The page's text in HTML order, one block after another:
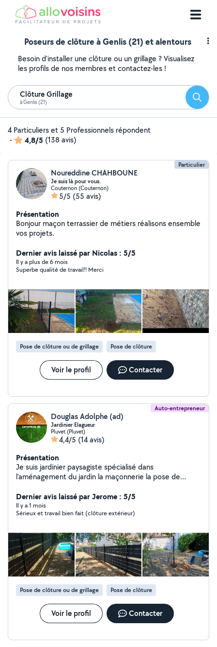
Poseurs de clôture à Genlis (21) et alentours
Besoin d'installer une clôture ou un grillage ? Visualisez
les profils de nos membres et contactez-les !
Clôture Grillage
à Genlis (21)
4 Particuliers et 5 Professionnels répondent
-
4,8/5 (138 avis)
Particulier
Noureddine CHAHBOUNE
Je suis là pour vous.
Couternon (Couternon)
5/5 (55 avis)
Présentation
Bonjour maçon terrassier de métiers réalisons ensemble
vos projets.
Dernier avis laissé par Nicolas : 5/5
Il y a plus de 6 mois
Superbe qualité de travail!! Merci
Pose de clôture ou de grillage Pose de clôture
Voir le profil Contacter
Auto-entrepreneur
Douglas Adolphe (ad)
Jardinier Elagueur
Pluvet (Pluvet)
4,4/5 (14 avis)
Présentation
Je suis jardinier paysagiste spécialisé dans
l'aménagement du jardin la maçonnerie la pose de
arbustes et autres spécialisé dans l'élagage d'arbre et
aussi dans la taille des arbres fruitiers je fais ce métier
de puis plus de 5 ans travail sérieux et soigné
Dernier avis laissé par Jerome : 5/5
Il y a 1 mois
Sérieux et travail bien fait (clôture extérieur)
Pose de clôture ou de grillage Pose de clôture
Voir le profil Contacter